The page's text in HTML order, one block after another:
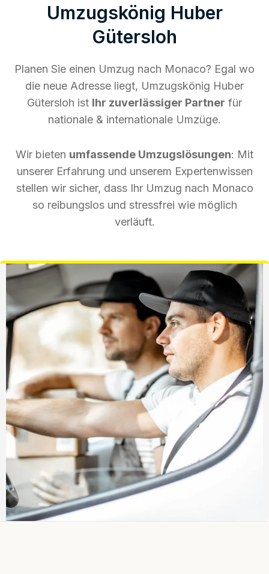
Umzugskönig Huber
Gütersloh
Planen Sie einen Umzug nach Monaco? Egal wo
die neue Adresse liegt, Umzugskönig Huber
Gütersloh ist Ihr zuverlässiger Partner für
nationale & internationale Umzüge.
Wir bieten umfassende Umzugslösungen: Mit
unserer Erfahrung und unserem Expertenwissen
stellen wir sicher, dass Ihr Umzug nach Monaco
so reibungslos und stressfrei wie möglich
verläuft.